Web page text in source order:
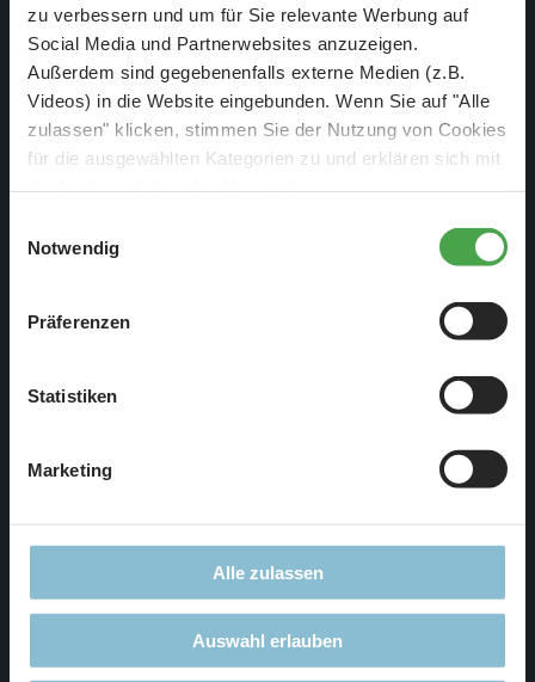
zu verbessern und um für Sie relevante Werbung auf
Social Media und Partnerwebsites anzuzeigen.
Außerdem sind gegebenenfalls externe Medien (z.B.
Videos) in die Website eingebunden. Wenn Sie auf "Alle
zulassen" klicken, stimmen Sie der Nutzung von Cookies
für die ausgewählten Kategorien zu und erklären sich mit
diese Einstellungen jederzeit über die Schaltfläche
zustimmen, beschränken wir uns auf die technisch
notwendigen Cookies. Weitere Informationen finden Sie in
Notwendig
Präferenzen
Statistiken
Marketing
Alle zulassen
Auswahl erlauben
So schön sieht es aus, wenn der Bahnhof Ingeniero
Jacobacci mit Zügen gefüllt ist.
Schmalspur, Breitspur und Reinigungswagen sind alle auf
den Gleisen unterwegs.